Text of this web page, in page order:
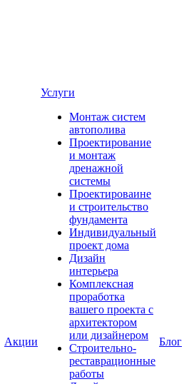
Акции
Услуги
Монтаж систем
автополива
Проектирование
и монтаж
дренажной
системы
Проектироваине
и строительство
фундамента
Индивидуальный
проект дома
Дизайн
интерьера
Комплексная
проработка
вашего проекта с
архитектором
или дизайнером
Строительно-
реставрационные
работы
Блог